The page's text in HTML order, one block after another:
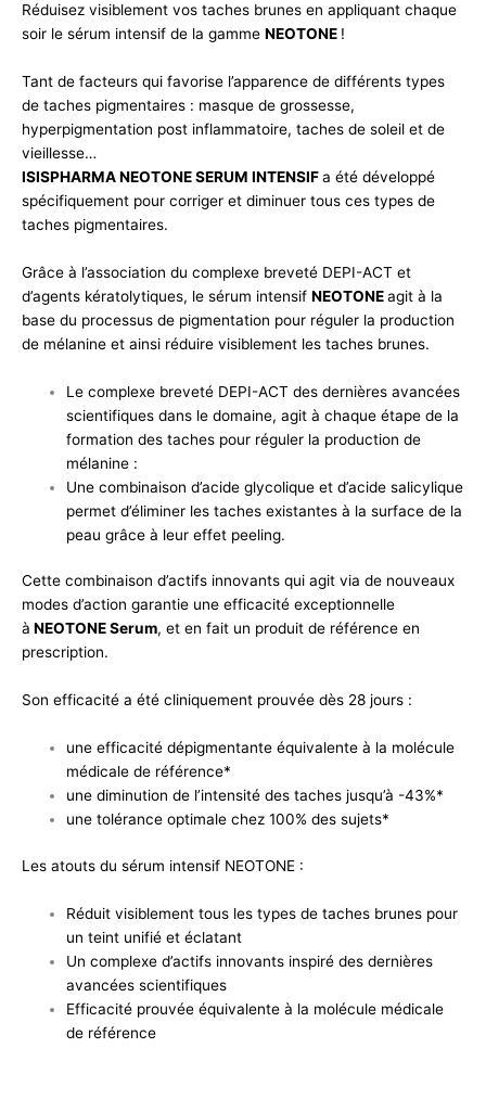
Réduisez visiblement vos taches brunes en appliquant chaque
soir le sérum intensif de la gamme NEOTONE !
Tant de facteurs qui favorise l’apparence de différents types
de taches pigmentaires : masque de grossesse,
hyperpigmentation post inflammatoire, taches de soleil et de
vieillesse…
ISISPHARMA NEOTONE SERUM INTENSIFa été développé
spécifiquement pour corriger et diminuer tous ces types de
taches pigmentaires.
Grâce à l’association du complexe breveté DEPI-ACT et
d’agents kératolytiques, le sérum intensif NEOTONEagit à la
base du processus de pigmentation pour réguler la production
de mélanine et ainsi réduire visiblement les taches brunes.
Le complexe breveté DEPI-ACT des dernières avancées
scientifiques dans le domaine, agit à chaque étape de la
formation des taches pour réguler la production de
mélanine :
Une combinaison d’acide glycolique et d’acide salicylique
permet d’éliminer les taches existantes à la surface de la
peau grâce à leur effet peeling.
Cette combinaison d’actifs innovants qui agit via de nouveaux
modes d’action garantie une efficacité exceptionnelle
à NEOTONE Serum, et en fait un produit de référence en
prescription.
Son efficacité a été cliniquement prouvée dès 28 jours :
une efficacité dépigmentante équivalente à la molécule
médicale de référence*
une diminution de l’intensité des taches jusqu’à -43%*
une tolérance optimale chez 100% des sujets*
Les atouts du sérum intensif NEOTONE :
Réduit visiblement tous les types de taches brunes pour
un teint unifié et éclatant
Un complexe d’actifs innovants inspiré des dernières
avancées scientifiques
Efficacité prouvée équivalente à la molécule médicale
de référence